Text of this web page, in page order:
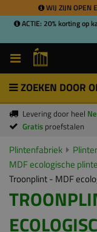
WIJ ZIJN OPEN
ACTIE: 20% korting op
ZOEKEN DOOR
Levering door heel
Gratis proefstalen
Plintenfabriek
MDF ecologische
Troonplint - MDF